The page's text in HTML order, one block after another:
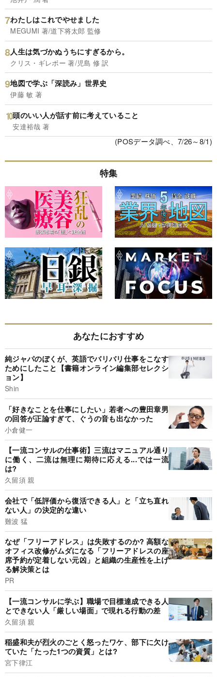
わたしはこれでやせました
MEGUMI 著/道下将太郎 監修
人生は気づかぬうちにすぎるから。
クリス・ギレボー 著/児島 修 訳
地図で学ぶ「深読み」世界史
伊藤 敏 著
頭のいい人が話す前に考えていること
安達裕哉 著
(POSデータ調べ、7/26～8/1)
特集
あなたにおすすめ
純ジャパのぼくが、英語でバリバリ仕事をこなす
ためにしたこと【書籍オンライン編集部セレクシ
ョン】
Shin
「好きなことを仕事にしたい」若者への豊田章男
の回答が正論すぎて、ぐうの音も出なかった
小倉健一
【一流コンサルの仕事術】三流はマニュアル通り
に働く、二流は無理に期待に応える...では一流
は?
久留須 親
会社で「低評価から復活できる人」と「立ち直れ
ない人」の決定的な違い
難波 猛
なぜ「フリーアドレス」は失敗するのか? 高額な
オフィス改修がムダになる「フリーアドレスの座
席予約が定着しない元凶」と組織の生産性を上げ
る解決策とは
PR
【一流コンサルに学ぶ】職場で目標達成できる人
とできない人「厳しい場面」で現れる行動の差
久留須 親
稲盛和夫が烈火のごとく怒ったワケ、部下に欠け
ていた「たった1つの資質」とは?
宮下律江